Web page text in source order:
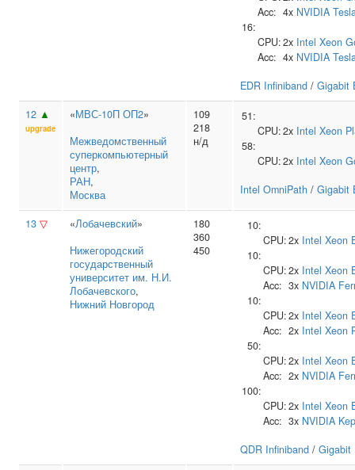
Acc: 4x NVIDIA
16:
CPU:2x Intel Xeon
Acc: 4x NVIDIA
EDR Infiniband / Gigabit
12 ▲
upgrade
«МВС-10П ОП2»
Межведомственный
суперкомпьютерный
центр,
РАН,
Москва
109
218
н/д
51:
CPU:2x Intel Xeon
58:
CPU:2x Intel Xeon
Intel OmniPath / Gigabit
13 ▽ «Лобачевский»
Нижегородский
государственный
университет им. Н.И.
Лобачевского,
Нижний Новгород
180
360
450
10:
CPU:2x Intel Xeon
10:
CPU:2x Intel Xeon
Acc: 3x NVIDIA
10:
CPU:2x Intel Xeon
Acc: 2x Intel Xeon
50:
CPU:2x Intel Xeon
Acc: 2x NVIDIA
100:
CPU:2x Intel Xeon
Acc: 3x NVIDIA
QDR Infiniband / Gigabit